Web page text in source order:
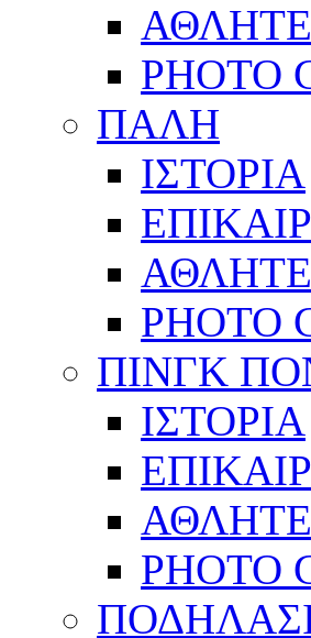
PHOTO
ΠΑΛΗ
ΙΣΤΟΡΙΑ
PHOTO
ΠΙΝΓΚ
ΙΣΤΟΡΙΑ
PHOTO